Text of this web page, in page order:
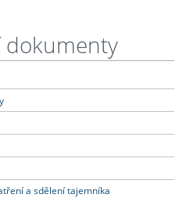
dokumenty
a sdělení tajemníka